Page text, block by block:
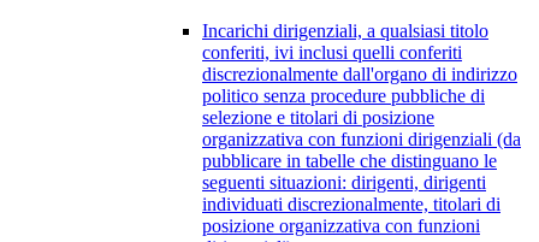
Incarichi dirigenziali, a qualsiasi titolo
conferiti, ivi inclusi quelli conferiti
discrezionalmente dall'organo di indirizzo
politico senza procedure pubbliche di
selezione e titolari di posizione
organizzativa con funzioni dirigenziali (da
pubblicare in tabelle che distinguano le
seguenti situazioni: dirigenti, dirigenti
individuati discrezionalmente, titolari di
posizione organizzativa con funzioni